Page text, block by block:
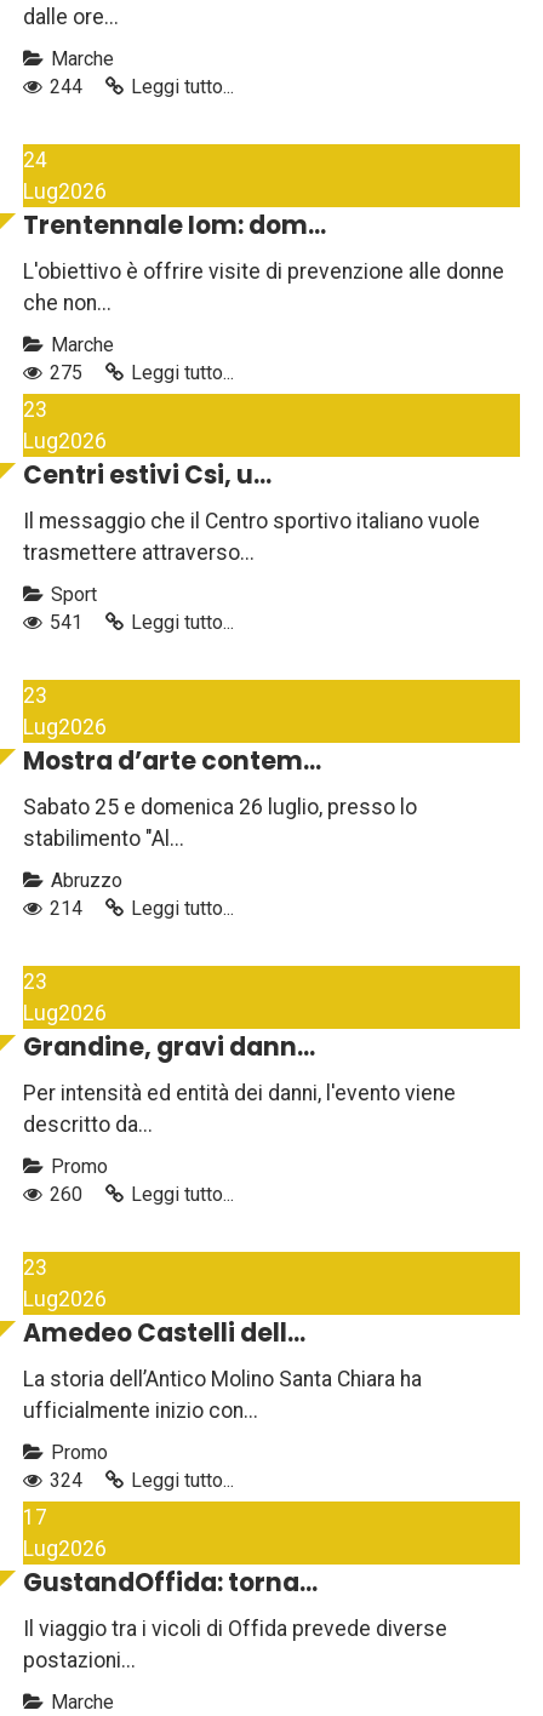
dalle ore...
Marche
244
Leggi tutto...
24
Lug2026
Trentennale Iom: dom...
L'obiettivo è offrire visite di prevenzione alle donne
che non...
Marche
275
Leggi tutto...
23
Lug2026
Centri estivi Csi, u...
Il messaggio che il Centro sportivo italiano vuole
trasmettere attraverso...
Sport
541
Leggi tutto...
23
Lug2026
Mostra d’arte contem...
Sabato 25 e domenica 26 luglio, presso lo
stabilimento "Al...
Abruzzo
214
Leggi tutto...
23
Lug2026
Grandine, gravi dann...
Per intensità ed entità dei danni, l'evento viene
descritto da...
Promo
260
Leggi tutto...
23
Lug2026
Amedeo Castelli dell...
La storia dell’Antico Molino Santa Chiara ha
ufficialmente inizio con...
Promo
324
Leggi tutto...
17
Lug2026
GustandOffida: torna...
Il viaggio tra i vicoli di Offida prevede diverse
postazioni...
Marche